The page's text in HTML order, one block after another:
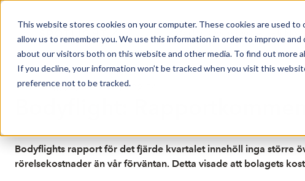
This website stores cookies on your computer. These cookies are used
allow us to remember you. We use this information in order to improve
about our visitors both on this website and other media. To find out more
If you decline, your information won’t be tracked when you visit this
preference not to be tracked.
Publicerat: 2023-03-09 15:02:54
Bodyflight:
Bodyflights rapport för det fjärde kvartalet innehöll inga större
rörelsekostnader än vår förväntan. Detta visade att bolagets